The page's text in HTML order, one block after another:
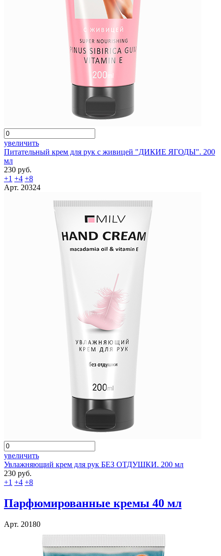
увеличить
Питательный крем для рук с живицей "ДИКИЕ ЯГОДЫ". 200
мл
230 руб.
+1 +4 +8
Арт. 20324
увеличить
Увлажняющий крем для рук БЕЗ ОТДУШКИ. 200 мл
230 руб.
+1 +4 +8
Парфюмированные кремы 40 мл
Арт. 20180